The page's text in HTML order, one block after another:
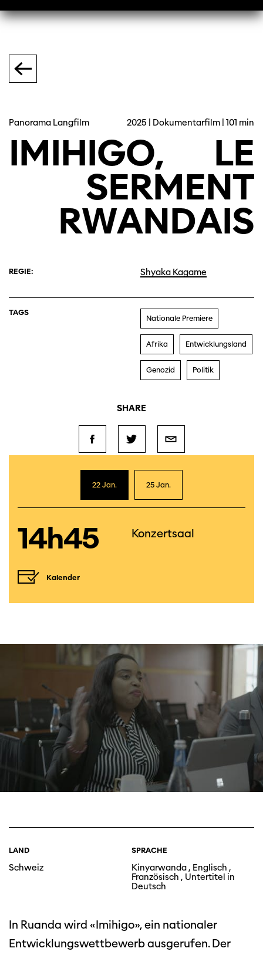
Panorama Langfilm 2025 | Dokumentarfilm | 101 min
IMIHIGO, LE
SERMENT
RWANDAIS
REGIE: Shyaka Kagame
TAGS
Nationale Premiere
Afrika Entwicklungsland
Genozid Politik
SHARE
22 Jan. 25 Jan.
14h45 Konzertsaal
Kalender
LAND
Schweiz
SPRACHE
Kinyarwanda , Englisch ,
Französisch , Untertitel in
Deutsch
In Ruanda wird «Imihigo», ein nationaler
Entwicklungswettbewerb ausgerufen. Der